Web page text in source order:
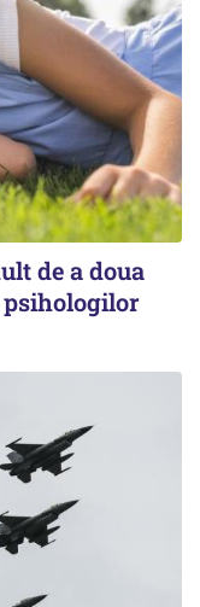
de a doua